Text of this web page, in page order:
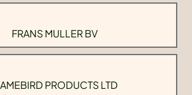
FRANS MULLER BV
PRODUCTS LTD